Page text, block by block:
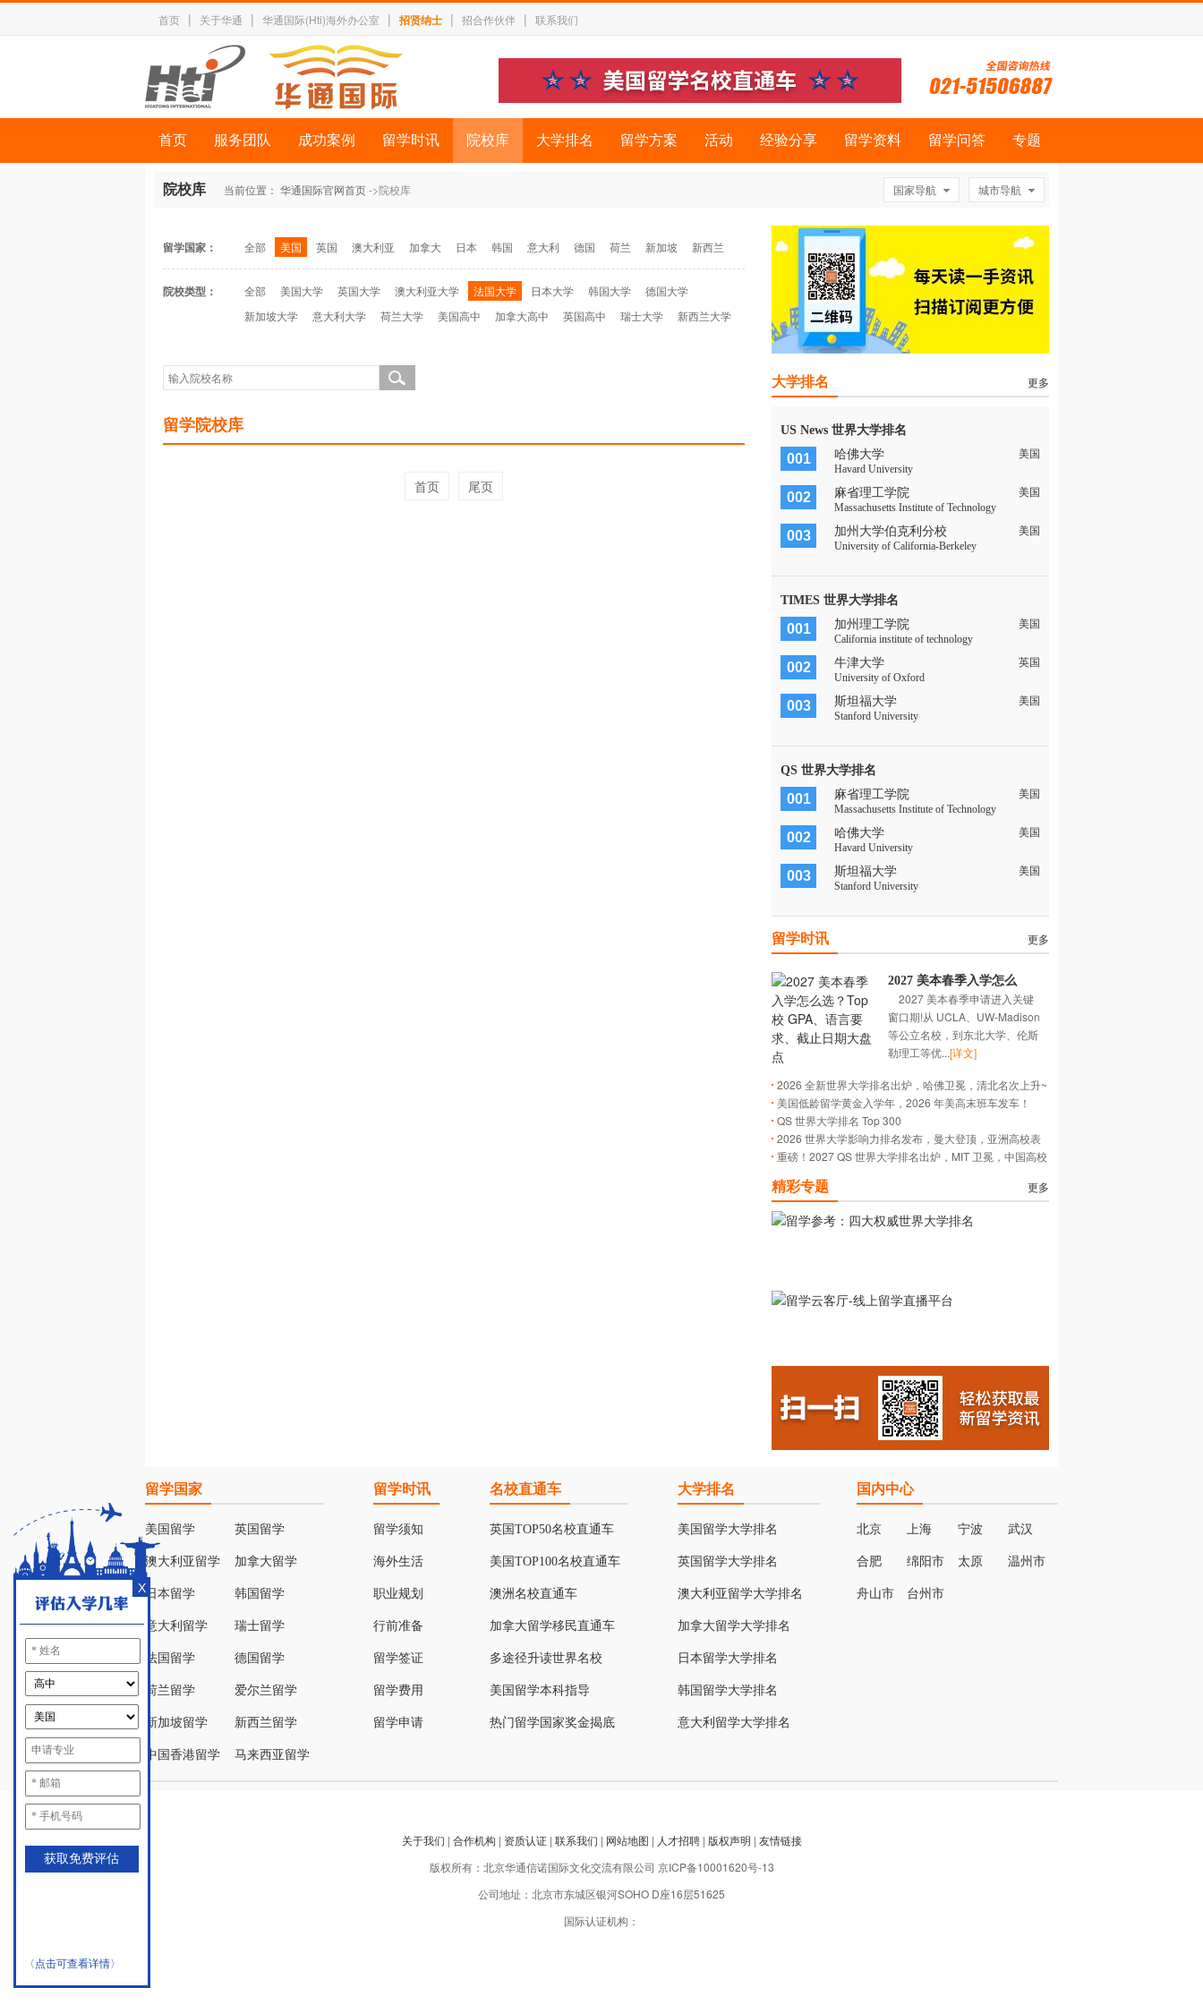
首页 | 关于华通 | 华通国际(Hti)海外办公室 | 招贤纳士 | 招合作伙伴 | 联系我们
首页 服务团队 成功案例 留学时讯 院校库 大学排名 留学方案 活动 经验分享 留学资料 留学问答 专题
院校库 国家导航 城市导航
当前位置： 华通国际官网首页->院校库
留学国家： 全部 美国 英国 澳大利亚 加拿大 日本 韩国 意大利 德国 荷兰 新加坡 新西兰
院校类型： 全部 美国大学 英国大学 澳大利亚大学 法国大学 日本大学 韩国大学
德国大学
新加坡大学
意大利大学 荷兰大学 美国高中 加拿大高中 英国高中 瑞士大学 新西兰大学
留学院校库
首页 尾页
大学排名 更多
US News 世界大学排名
001 哈佛大学
美国
Havard University
002 麻省理工学院
美国
Massachusetts Institute of Technology
003 加州大学伯克利分校
美国
University of California-Berkeley
TIMES 世界大学排名
001 加州理工学院
美国
California institute of technology
002 牛津大学
英国
University of Oxford
003 斯坦福大学
美国
Stanford University
QS 世界大学排名
001 麻省理工学院
美国
Massachusetts Institute of Technology
002 哈佛大学
美国
Havard University
003 斯坦福大学
美国
Stanford University
留学时讯 更多
2027 美本春季入学怎么
选？Top 校 GPA、语言要
求、截止日期大盘点
2027 美本春季申请进入关键
窗口期!从 UCLA、UW-Madison
等公立名校，到东北大学、伦斯
勒理工等优...[详文]
2026 全新世界大学排名出炉，哈佛卫冕，清北名次上升~
美国低龄留学黄金入学年，2026 年美高末班车发车！
QS 世界大学排名 Top 300
2026 世界大学影响力排名发布，曼大登顶，亚洲高校表
现突出~
重磅！2027 QS 世界大学排名出炉，MIT 卫冕，中国高校
精彩专题 更多
〈点击可查看详情〉
X
留学国家
美国留学 英国留学
澳大利亚留学 加拿大留学
日本留学 韩国留学
意大利留学 瑞士留学
法国留学 德国留学
荷兰留学 爱尔兰留学
新加坡留学 新西兰留学
中国香港留学 马来西亚留学
留学时讯
留学须知
海外生活
职业规划
行前准备
留学签证
留学费用
留学申请
名校直通车
英国TOP50名校直通车
美国TOP100名校直通车
澳洲名校直通车
加拿大留学移民直通车
多途径升读世界名校
美国留学本科指导
热门留学国家奖金揭底
大学排名
美国留学大学排名
英国留学大学排名
澳大利亚留学大学排名
加拿大留学大学排名
日本留学大学排名
韩国留学大学排名
意大利留学大学排名
国内中心
北京 上海 宁波 武汉
合肥 绵阳市 太原 温州市
舟山市 台州市
关于我们 | 合作机构 | 资质认证| 联系我们 | 网站地图 | 人才招聘| 版权声明 | 友情链接
版权所有：北京华通信诺国际文化交流有限公司 京ICP备10001620号-13
公司地址：北京市东城区银河SOHO D座16层51625
国际认证机构：